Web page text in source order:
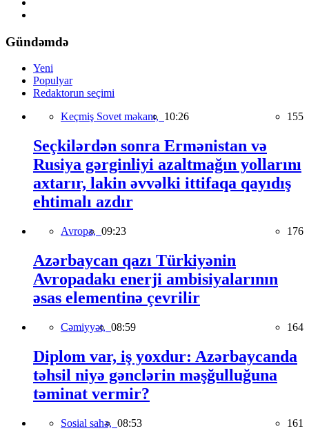
Gündəmdə
Yeni
Populyar
Redaktorun seçimi
Keçmiş Sovet məkanı, 10:26 155
Seçkilərdən sonra Ermənistan və
Rusiya gərginliyi azaltmağın yollarını
axtarır, lakin əvvəlki ittifaqa qayıdış
ehtimalı azdır
Avropa, 09:23 176
Azərbaycan qazı Türkiyənin
Avropadakı enerji ambisiyalarının
əsas elementinə çevrilir
Cəmiyyət, 08:59 164
Diplom var, iş yoxdur: Azərbaycanda
təhsil niyə gənclərin məşğulluğuna
təminat vermir?
Sosial sahə, 08:53 161